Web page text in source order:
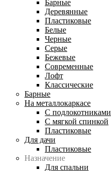
Барные
Деревянные
Пластиковые
Белые
Черные
Серые
Бежевые
Современные
Лофт
Классические
Барные
На металлокаркасе
С подлокотниками
С мягкой спинкой
Пластиковые
Для дачи
Пластиковые
Назначение
Для спальни